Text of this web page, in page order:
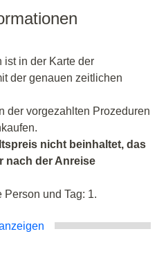
ist in der Karte der
der genauen zeitlichen
der vorgezahlten Prozeduren
nicht beinhaltet, das
nach der Anreise
Person und Tag: 1.